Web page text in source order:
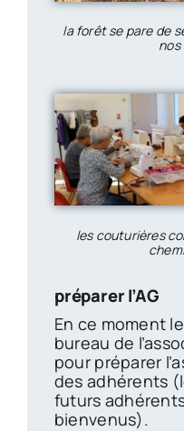
la forêt se pare de
les couturières
préparer l’AG
En ce moment
bureau de
pour préparer
des adhérents
futurs
bienvenus).